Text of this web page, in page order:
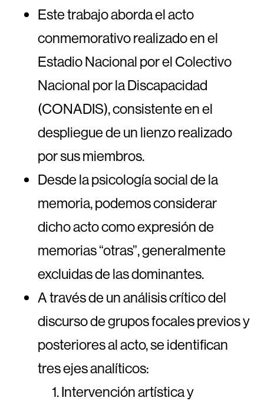
Este trabajo aborda el acto
conmemorativo realizado en el
Estadio Nacional por el Colectivo
Nacional por la Discapacidad
(CONADIS), consistente en el
despliegue de un lienzo realizado
por sus miembros.
Desde la psicología social de la
memoria, podemos considerar
dicho acto como expresión de
memorias “otras”, generalmente
excluidas de las dominantes.
A través de un análisis crítico del
discurso de grupos focales previos y
posteriores al acto, se identifican
tres ejes analíticos:
Intervención artística y